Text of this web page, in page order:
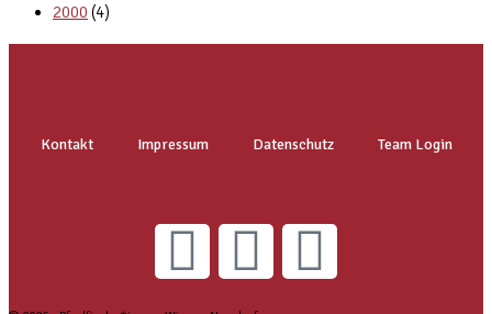
2000 (4)
Kontakt Impressum Datenschutz Team Login